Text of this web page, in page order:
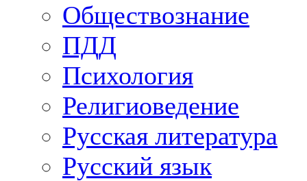
Обществознание
ПДД
Психология
Религиоведение
Русская литература
Русский язык